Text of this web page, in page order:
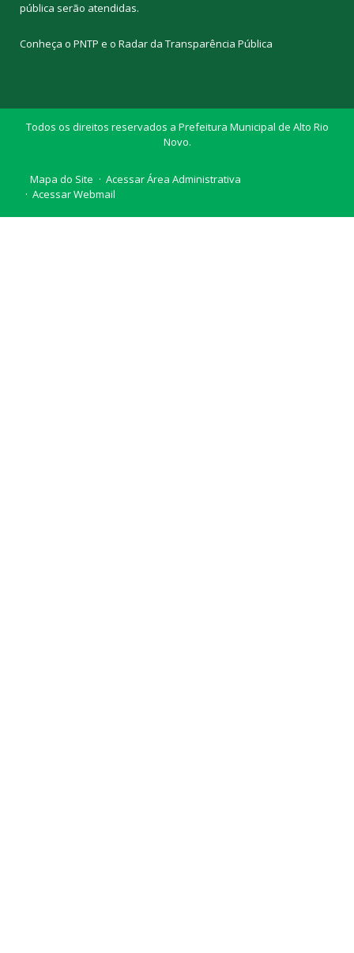
pública serão atendidas.
Conheça o PNTP e o Radar da Transparência Pública
Todos os direitos reservados a Prefeitura Municipal de Alto Rio
Novo.
Mapa do Site
Acessar Área Administrativa
Acessar Webmail